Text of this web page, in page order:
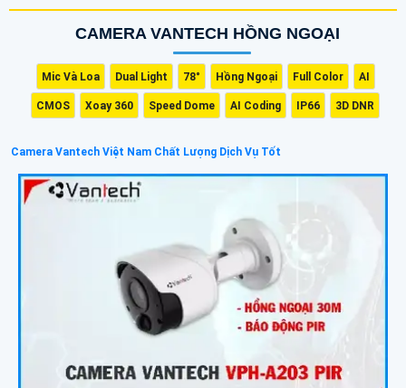
CAMERA VANTECH HỒNG NGOẠI
Mic Và Loa Dual Light 78° Hồng Ngoại Full Color AI
CMOS Xoay 360 Speed Dome AI Coding IP66 3D DNR
Camera Vantech Việt Nam Chất Lượng Dịch Vụ Tốt